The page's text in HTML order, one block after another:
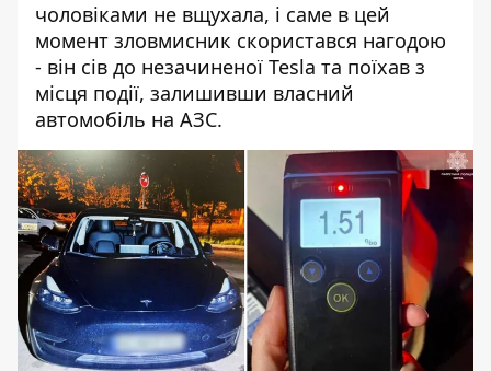
чоловіками не вщухала, і саме в цей
момент зловмисник скористався нагодою
- він сів до незачиненої Tesla та поїхав з
місця події, залишивши власний
автомобіль на АЗС.